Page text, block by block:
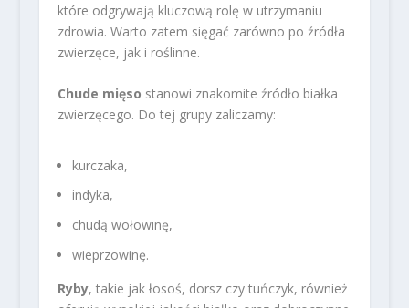
które odgrywają kluczową rolę w utrzymaniu
zdrowia. Warto zatem sięgać zarówno po źródła
zwierzęce, jak i roślinne.
Chude mięso stanowi znakomite źródło białka
zwierzęcego. Do tej grupy zaliczamy:
kurczaka,
indyka,
chudą wołowinę,
wieprzowinę.
Ryby, takie jak łosoś, dorsz czy tuńczyk, również